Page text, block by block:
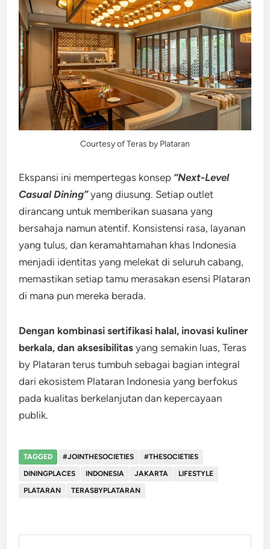
Courtesy of Teras by Plataran
Ekspansi ini mempertegas konsep “Next-Level
Casual Dining”yang diusung. Setiap outlet
dirancang untuk memberikan suasana yang
bersahaja namun atentif. Konsistensi rasa, layanan
yang tulus, dan keramahtamahan khas Indonesia
menjadi identitas yang melekat di seluruh cabang,
memastikan setiap tamu merasakan esensi Plataran
di mana pun mereka berada.
Dengan kombinasi sertifikasi halal, inovasi kuliner
berkala, dan aksesibilitas yang semakin luas, Teras
by Plataran terus tumbuh sebagai bagian integral
dari ekosistem Plataran Indonesia yang berfokus
pada kualitas berkelanjutan dan kepercayaan
publik.
TAGGED #JOINTHESOCIETIES
#THESOCIETIES
DININGPLACES
INDONESIA JAKARTA
LIFESTYLE
PLATARAN
TERASBYPLATARAN